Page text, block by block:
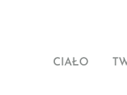
CIAŁO